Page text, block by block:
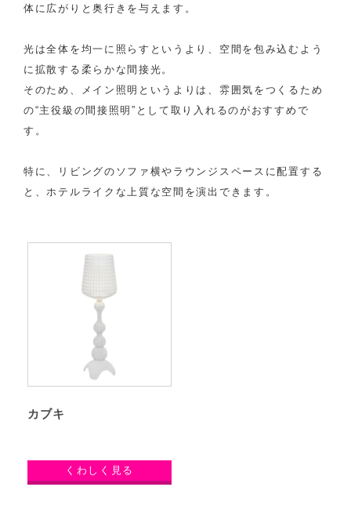
体に広がりと奥行きを与えます。
光は全体を均一に照らすというより、空間を包み込むよう
に拡散する柔らかな間接光。
そのため、メイン照明というよりは、雰囲気をつくるため
の“主役級の間接照明”として取り入れるのがおすすめで
す。
特に、リビングのソファ横やラウンジスペースに配置する
と、ホテルライクな上質な空間を演出できます。
カブキ
くわしく見る